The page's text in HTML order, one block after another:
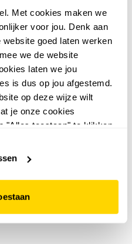
Met cookies maken we
voor jou. Denk aan
goed laten werken
we de website
laten we jou
is dus op jou afgestemd.
op deze wijze wilt
je onze cookies
"Alles toestaan" te klikken.